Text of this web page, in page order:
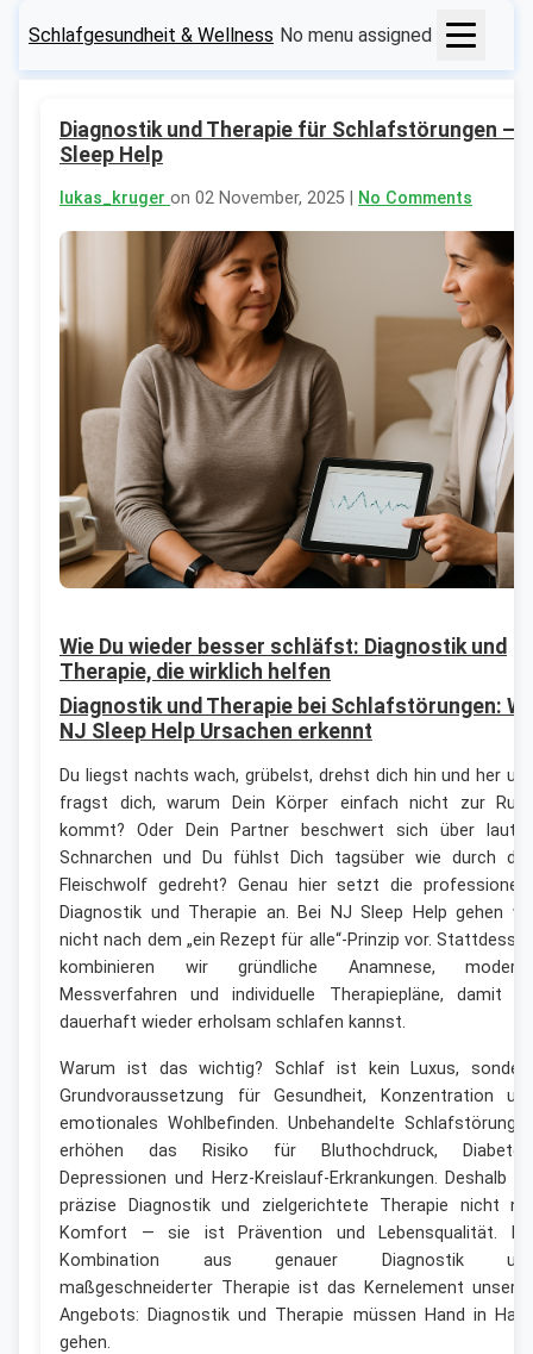
Schlafgesundheit & Wellness No menu assigned
Diagnostik und Therapie für Schlafstörungen –
Sleep Help
lukas_kruger on 02 November, 2025 | No Comments
Wie Du wieder besser schläfst: Diagnostik und
Therapie, die wirklich helfen
Diagnostik und Therapie bei Schlafstörungen:
NJ Sleep Help Ursachen erkennt
Du liegst nachts wach, grübelst, drehst dich hin und her
fragst dich, warum Dein Körper einfach nicht zur
kommt? Oder Dein Partner beschwert sich über
Schnarchen und Du fühlst Dich tagsüber wie durch
Fleischwolf gedreht? Genau hier setzt die
Diagnostik und Therapie an. Bei NJ Sleep Help gehen
nicht nach dem „ein Rezept für alle“-Prinzip vor.
kombinieren wir gründliche Anamnese,
Messverfahren und individuelle Therapiepläne, damit
dauerhaft wieder erholsam schlafen kannst.
Warum ist das wichtig? Schlaf ist kein Luxus,
Grundvoraussetzung für Gesundheit, Konzentration
emotionales Wohlbefinden. Unbehandelte
erhöhen das Risiko für Bluthochdruck,
Depressionen und Herz-Kreislauf-Erkrankungen. Deshalb
präzise Diagnostik und zielgerichtete Therapie nicht
Komfort — sie ist Prävention und Lebensqualität.
Kombination aus genauer Diagnostik
maßgeschneiderter Therapie ist das Kernelement
Angebots: Diagnostik und Therapie müssen Hand in
gehen.